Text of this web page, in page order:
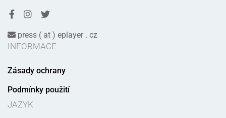
press ( at ) eplayer . cz
INFORMACE
Zásady ochrany
Podmínky použití
JAZYK